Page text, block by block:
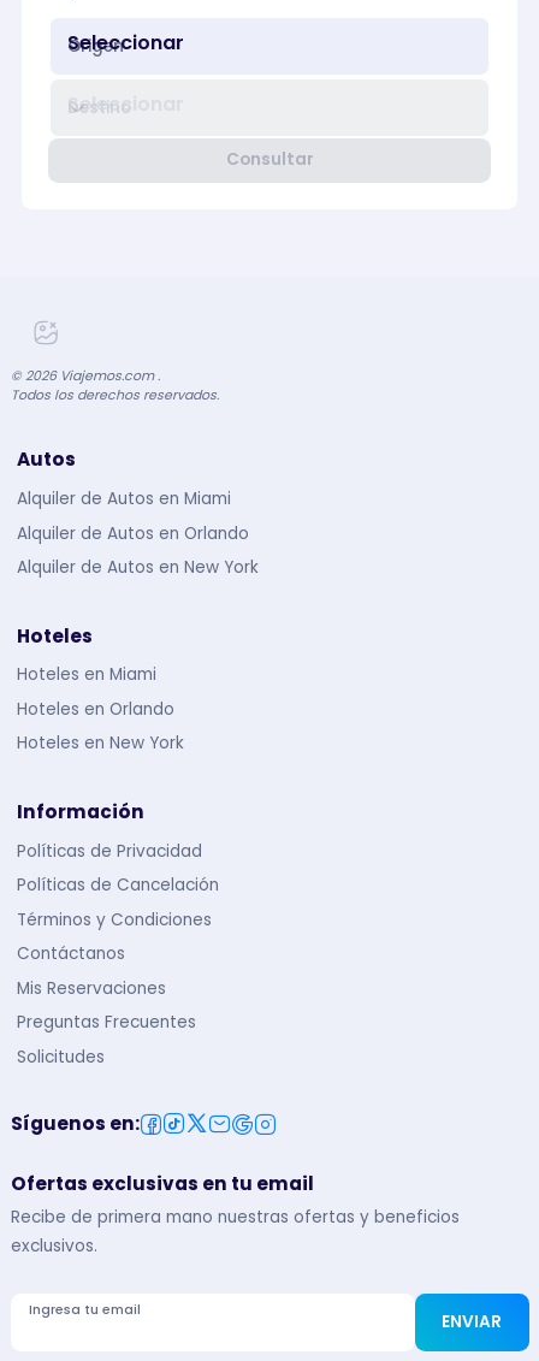
Origen
Seleccionar
Destino
Seleccionar
Consultar
© 2026Viajemos.com .
Todos los derechos reservados.
Autos
Alquiler de Autos en Miami
Alquiler de Autos en Orlando
Alquiler de Autos en New York
Hoteles
Hoteles en Miami
Hoteles en Orlando
Hoteles en New York
Información
Políticas de Privacidad
Políticas de Cancelación
Términos y Condiciones
Contáctanos
Mis Reservaciones
Preguntas Frecuentes
Solicitudes
Síguenos en:
Ofertas exclusivas en tu email
Recibe de primera mano nuestras ofertas y beneficios
exclusivos.
Ingresa tu email
ENVIAR